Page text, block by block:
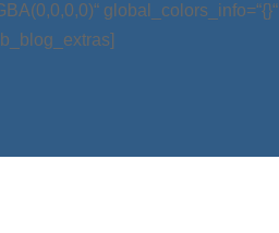
global_colors_info=“{}“